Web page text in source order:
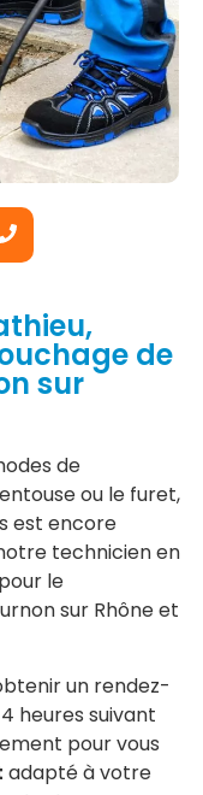
de
sur
de
ou le furet,
est encore
technicien en
le
sur Rhône et
un rendez-
heures suivant
pour vous
adapté à votre